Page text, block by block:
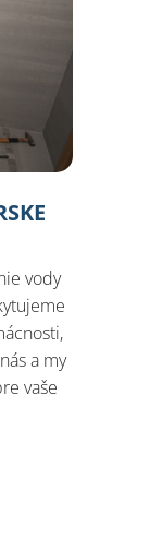
vody
a my
vaše